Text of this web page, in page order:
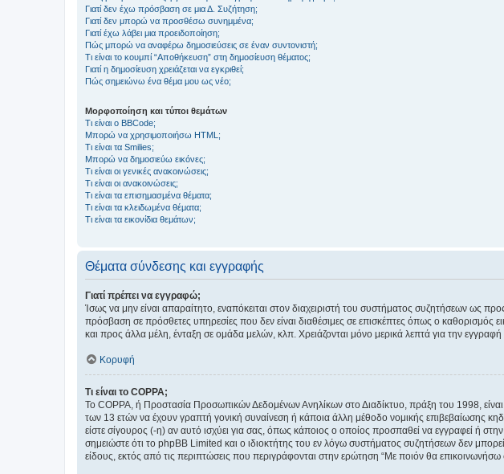
Γιατί δεν έχω πρόσβαση σε μια Δ. Συζήτηση;
Γιατί δεν μπορώ να προσθέσω συνημμένα;
Γιατί έχω λάβει μια προειδοποίηση;
Πώς μπορώ να αναφέρω δημοσιεύσεις σε έναν συντονιστή;
Τι είναι το κουμπί “Αποθήκευση” στη δημοσίευση θέματος;
Γιατί η δημοσίευση χρειάζεται να εγκριθεί;
Πώς σημειώνω ένα θέμα μου ως νέο;
Μορφοποίηση και τύποι θεμάτων
Τι είναι ο BBCode;
Μπορώ να χρησιμοποιήσω HTML;
Τι είναι τα Smilies;
Μπορώ να δημοσιεύω εικόνες;
Τι είναι οι γενικές ανακοινώσεις;
Τι είναι οι ανακοινώσεις;
Τι είναι τα επισημασμένα θέματα;
Τι είναι τα κλειδωμένα θέματα;
Τι είναι τα εικονίδια θεμάτων;
Θέματα σύνδεσης και εγγραφής
Γιατί πρέπει να εγγραφώ;
Ίσως να μην είναι απαραίτητο, εναπόκειται στον διαχειριστή του συστήματος συζητήσεων ως
πρόσβαση σε πρόσθετες υπηρεσίες που δεν είναι διαθέσιμες σε επισκέπτες όπως ο
και προς άλλα μέλη, ένταξη σε ομάδα μελών, κλπ. Χρειάζονται μόνο μερικά λεπτά για την
Κορυφή
Τι είναι το COPPA;
Το COPPA, ή Προστασία Προσωπικών Δεδομένων Ανηλίκων στο Διαδίκτυο, πράξη του 1998,
των 13 ετών να έχουν γραπτή γονική συναίνεση ή κάποια άλλη μέθοδο νομικής επιβεβαίωσης
είστε σίγουρος (-η) αν αυτό ισχύει για σας, όπως κάποιος ο οποίος προσπαθεί να εγγραφεί ή
σημειώστε ότι το phpBB Limited και ο ιδιοκτήτης του εν λόγω συστήματος συζητήσεων δεν
είδους, εκτός από τις περιπτώσεις που περιγράφονται στην ερώτηση “Με ποιόν θα